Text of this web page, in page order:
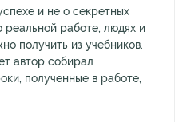
и не о секретных
работе, людях и
получить из учебников.
автор собирал
полученные в работе,